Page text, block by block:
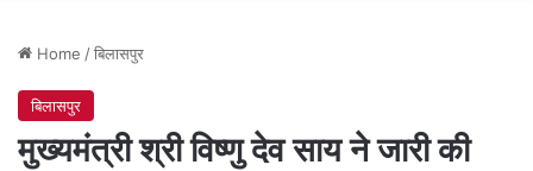
Home /बिलासपुर
बिलासपुर
मुख्यमंत्री श्री विष्णु देव साय ने जारी की